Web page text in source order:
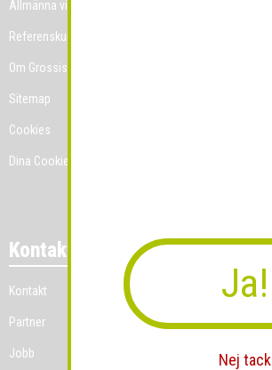
Allmänna villkor
Referenskunder
Om Grossist.se
Sitemap
Cookies
Dina Cookie-prefenser
Kontakt
Kontakt
Partner
Jobb
Ja!
Nej tack